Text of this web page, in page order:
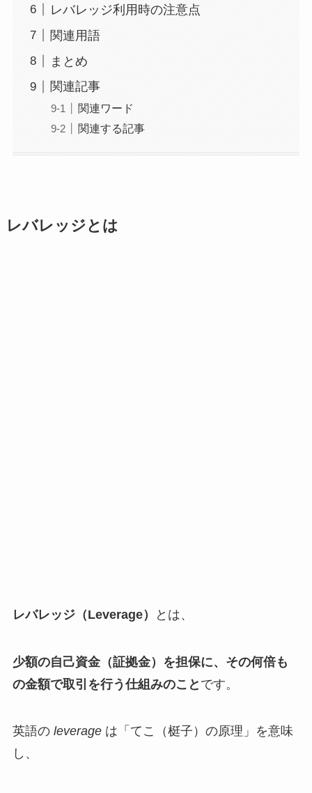
レバレッジ利用時の注意点
関連用語
まとめ
関連記事
関連ワード
関連する記事
レバレッジとは
レバレッジ（Leverage） とは、
少額の自己資金（証拠金）を担保に、その何倍も
の金額で取引を行う仕組みのこと です。
英語の leverageは「てこ（梃子）の原理」を意味
し、